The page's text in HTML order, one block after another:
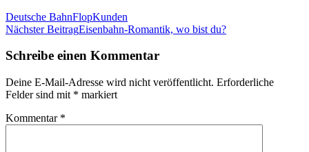
Deutsche BahnFlopKunden
Beitragsnavigation
Nächster BeitragEisenbahn-Romantik, wo bist du?
Schreibe einen Kommentar
Deine E-Mail-Adresse wird nicht veröffentlicht. Erforderliche
Felder sind mit * markiert
Kommentar *